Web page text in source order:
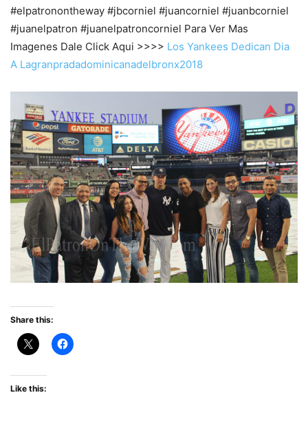
#elpatronontheway #jbcorniel #juancorniel #juanbcorniel
#juanelpatron #juanelpatroncorniel Para Ver Mas
Imagenes Dale Click Aqui >>>> Los Yankees Dedican Dia
A Lagranpradadominicanadelbronx2018
Share this:
Like this: